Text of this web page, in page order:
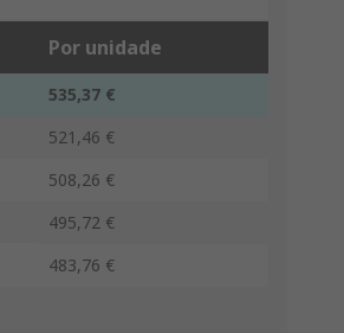
Por unidade
535,37 €
521,46 €
508,26 €
495,72 €
483,76 €